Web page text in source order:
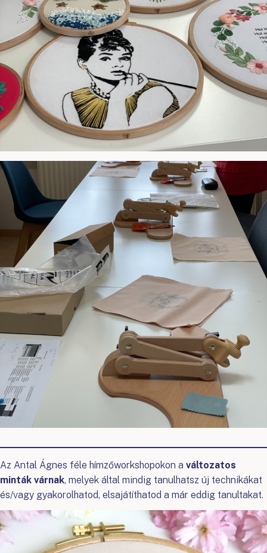
Az Antal Ágnes féle hímzőworkshopokon a változatos
minták várnak, melyek által mindig tanulhatsz új technikákat
és/vagy gyakorolhatod, elsajátíthatod a már eddig tanultakat.